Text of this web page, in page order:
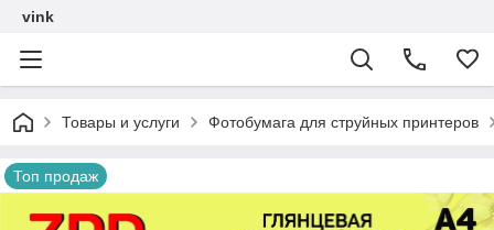
vink
Товары и услуги Фотобумага для струйных принтеров
Топ продаж